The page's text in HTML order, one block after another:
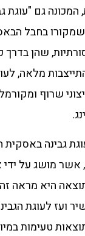
המכונה גם "עוגת
שמקורו בחבל
שהן
מלאה,
שרוף
גבינה
מושג על ידי
היא מראה
ועז לעוגת
טעימות